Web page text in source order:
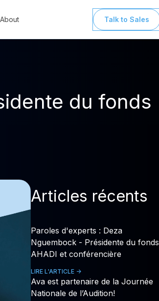
About Talk to Sales
du fonds
Articles récents
Paroles d'experts : Deza
Nguembock - Présidente du fonds
AHADI et conférencière
LIRE L'ARTICLE ->
Ava est partenaire de la Journée
Nationale de l’Audition!